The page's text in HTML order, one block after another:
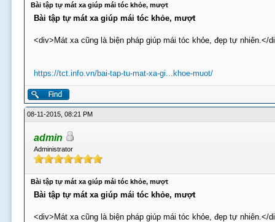
Bài tập tự mát xa giúp mái tóc khỏe, mượt
Bài tập tự mát xa giúp mái tóc khỏe, mượt
<div>Mát xa cũng là biện pháp giúp mái tóc khỏe, đẹp tự nhiên.</
https://tct.info.vn/bai-tap-tu-mat-xa-gi...khoe-muot/
08-11-2015, 08:21 PM
admin
Administrator
Bài tập tự mát xa giúp mái tóc khỏe, mượt
Bài tập tự mát xa giúp mái tóc khỏe, mượt
<div>Mát xa cũng là biện pháp giúp mái tóc khỏe, đẹp tự nhiên.</